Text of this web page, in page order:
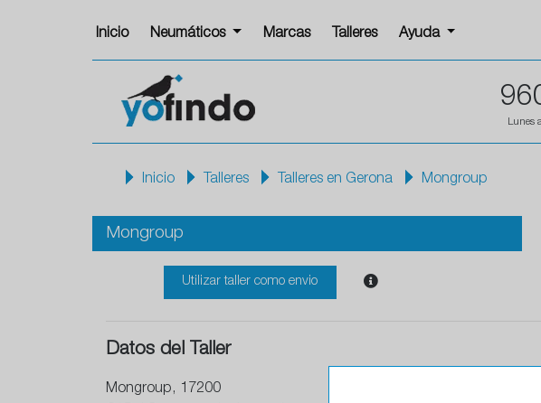
Inicio Neumáticos Marcas Talleres Ayuda
Lunes
Inicio Talleres Talleres en Gerona Mongroup
Mongroup
Utilizar taller como envio
Datos del Taller
Mongroup, 17200